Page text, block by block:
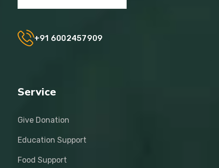
+91 6002457909
Service
Give Donation
Education Support
Food Support